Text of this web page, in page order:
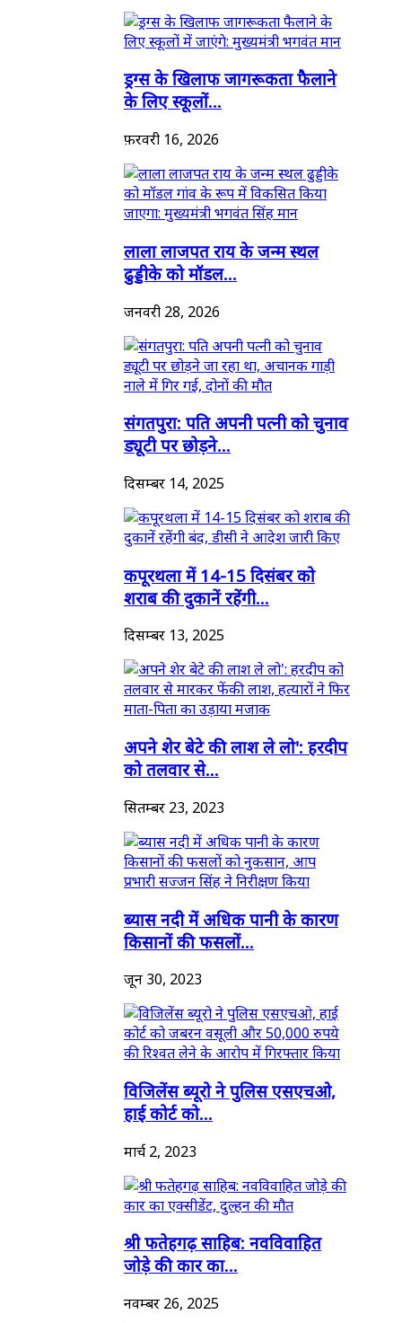
ड्रग्स के खिलाफ जागरूकता फैलाने
के लिए स्कूलों...
फ़रवरी 16, 2026
लाला लाजपत राय के जन्म स्थल
ढुड्डीके को मॉडल...
जनवरी 28, 2026
संगतपुरा: पति अपनी पत्नी को चुनाव
ड्यूटी पर छोड़ने...
दिसम्बर 14, 2025
कपूरथला में 14-15 दिसंबर को
शराब की दुकानें रहेंगी...
दिसम्बर 13, 2025
अपने शेर बेटे की लाश ले लो': हरदीप
को तलवार से...
सितम्बर 23, 2023
ब्यास नदी में अधिक पानी के कारण
किसानों की फसलों...
जून 30, 2023
विजिलेंस ब्यूरो ने पुलिस एसएचओ,
हाई कोर्ट को...
मार्च 2, 2023
श्री फतेहगढ़ साहिब: नवविवाहित
जोड़े की कार का...
नवम्बर 26, 2025